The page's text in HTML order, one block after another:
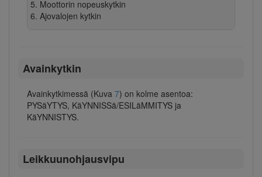
Moottorin nopeuskytkin
Ajovalojen kytkin
Avainkytkin
Avainkytkimessä (Kuva 7) on kolme asentoa:
PYSäYTYS, KäYNNISSä/ESILäMMITYS ja
KäYNNISTYS.
Leikkuunohjausvipu